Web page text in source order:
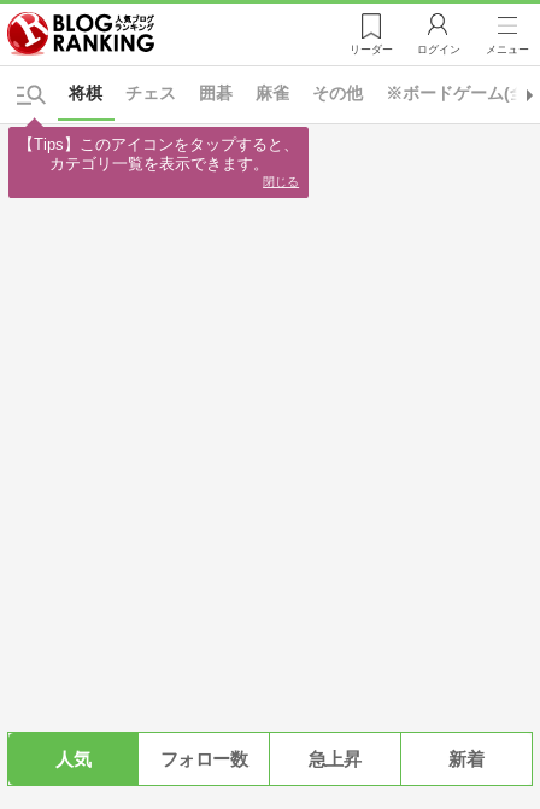
リーダー ログイン メニュー
※ボードゲーム(全
チェス 囲碁
将棋 麻雀 その他
人気 フォロー数 急上昇 新着
【Tips】このアイコンをタップすると、
カテゴリ一覧を表示できます。
閉じる